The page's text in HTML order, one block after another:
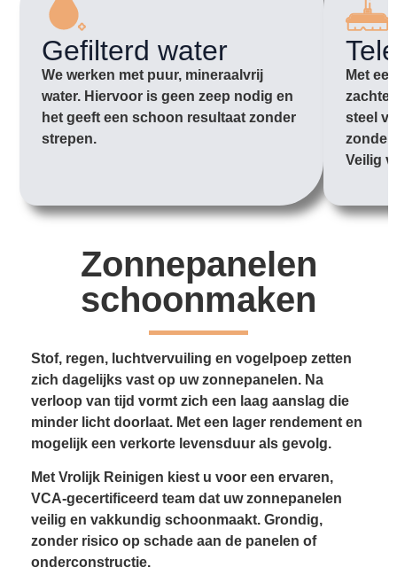
Gefilterd water
We werken met puur, mineraalvrij
water. Hiervoor is geen zeep nodig en
het geeft een schoon resultaat zonder
strepen.
Met
zachte
steel
zonder
Veilig
Zonnepanelen
schoonmaken
Stof, regen, luchtvervuiling en vogelpoep zetten
zich dagelijks vast op uw zonnepanelen. Na
verloop van tijd vormt zich een laag aanslag die
minder licht doorlaat. Met een lager rendement en
mogelijk een verkorte levensduur als gevolg.
Met Vrolijk Reinigen kiest u voor een ervaren,
VCA-gecertificeerd team dat uw zonnepanelen
veilig en vakkundig schoonmaakt. Grondig,
zonder risico op schade aan de panelen of
onderconstructie.